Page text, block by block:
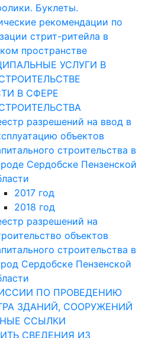
Буклеты.
рекомендации по
стрит-ритейла в
пространстве
УСЛУГИ В
В СФЕРЕ
разрешений на ввод в
объектов
строительства в
Сердобске Пензенской
2017 год
2018 год
разрешений на
объектов
строительства в
Сердобске Пензенской
ПО ПРОВЕДЕНИЮ
ЗДАНИЙ, СООРУЖЕНИЙ
ССЫЛКИ
СВЕДЕНИЯ ИЗ